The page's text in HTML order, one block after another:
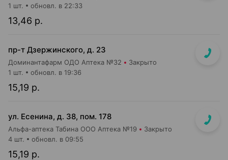
13,46 р.
1 шт. обновл. в 22:33
пр-т Дзержинского, д. 23
Доминантафарм ОДО Аптека №32 Закрыто
15,19 р.
1 шт. обновл. в 19:36
ул. Есенина, д. 38, пом. 178
Альфа-аптека Табина ООО Аптека №19 Закрыто
15,19 р.
4 шт. обновл. в 09:55